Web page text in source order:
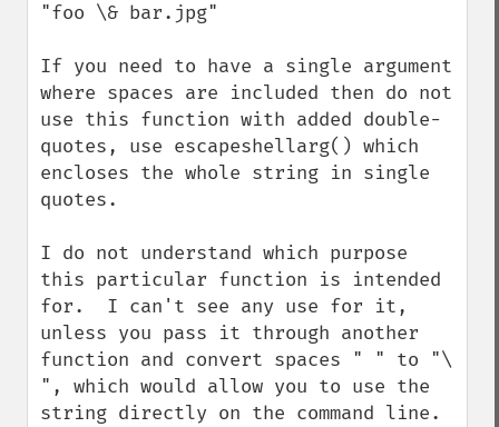
"foo \& bar.jpg"
If you need to have a single argument
where spaces are included then do not
use this function with added double-
quotes, use escapeshellarg() which
encloses the whole string in single
quotes.
I do not understand which purpose
this particular function is intended
for.  I can't see any use for it,
unless you pass it through another
function and convert spaces " " to "\
", which would allow you to use the
string directly on the command line.